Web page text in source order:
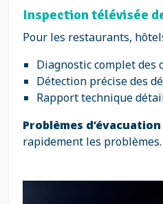
Inspection télévisée
Pour les restaurants,
Diagnostic complet des
Détection précise des
Rapport technique
Problèmes
rapidement les problèmes.